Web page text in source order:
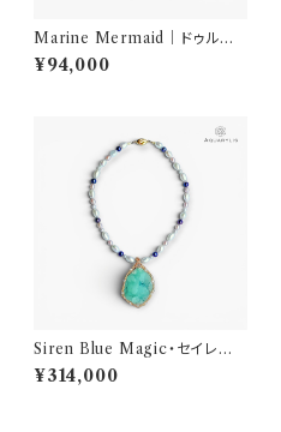
Marine Mermaid｜ドゥルー
ジークリソコラ＆アズライト ペン
ダント（K14GF）｜AQUARYLI
¥94,000
Siren Blue Magic・セイレー
ンブルーの魔法｜ブルーアラゴ
ナイト & パール ネックレス（K1
¥314,000